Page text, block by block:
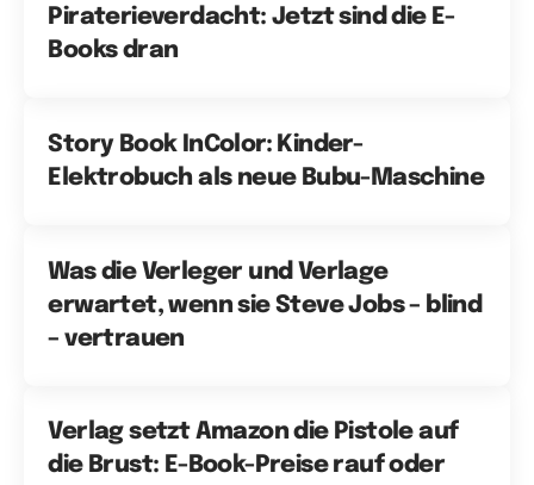
Piraterieverdacht: Jetzt sind die E-
Books dran
Story Book InColor: Kinder-
Elektrobuch als neue Bubu-Maschine
Was die Verleger und Verlage
erwartet, wenn sie Steve Jobs – blind
– vertrauen
Verlag setzt Amazon die Pistole auf
die Brust: E-Book-Preise rauf oder